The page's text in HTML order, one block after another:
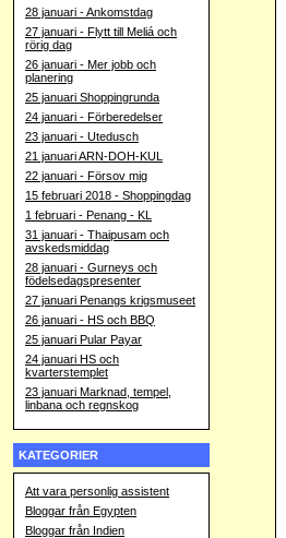
28 januari - Ankomstdag
27 januari - Flytt till Meliá och
rörig dag
26 januari - Mer jobb och
planering
25 januari Shoppingrunda
24 januari - Förberedelser
23 januari - Utedusch
21 januari ARN-DOH-KUL
22 januari - Försov mig
15 februari 2018 - Shoppingdag
1 februari - Penang - KL
31 januari - Thaipusam och
avskedsmiddag
28 januari - Gurneys och
födelsedagspresenter
27 januari Penangs krigsmuseet
26 januari - HS och BBQ
25 januari Pular Payar
24 januari HS och
kvarterstemplet
23 januari Marknad, tempel,
linbana och regnskog
KATEGORIER
Att vara personlig assistent
Bloggar från Egypten
Bloggar från Indien